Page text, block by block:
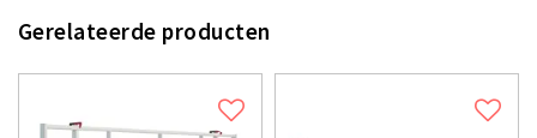
Gerelateerde producten